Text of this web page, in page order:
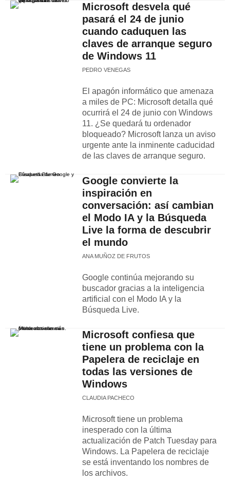
Microsoft desvela qué
pasará el 24 de junio
cuando caduquen las
claves de arranque seguro
de Windows 11
PEDRO VENEGAS
El apagón informático que amenaza
a miles de PC: Microsoft detalla qué
ocurrirá el 24 de junio con Windows
11. ¿Se quedará tu ordenador
bloqueado? Microsoft lanza un aviso
urgente ante la inminente caducidad
de las claves de arranque seguro.
Google convierte la
inspiración en
conversación: así cambian
el Modo IA y la Búsqueda
Live la forma de descubrir
el mundo
ANA MUÑOZ DE FRUTOS
Google continúa mejorando su
buscador gracias a la inteligencia
artificial con el Modo IA y la
Búsqueda Live.
Microsoft confiesa que
tiene un problema con la
Papelera de reciclaje en
todas las versiones de
Windows
CLAUDIA PACHECO
Microsoft tiene un problema
inesperado con la última
actualización de Patch Tuesday para
Windows. La Papelera de reciclaje
se está inventando los nombres de
los archivos.